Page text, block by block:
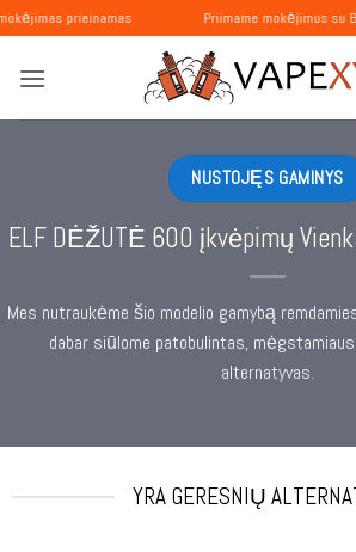
Skip
to
content
Priimame mokėjimus su BLIK
NUSTOJĘS GAMINYS
ELF DĖŽUTĖ 600 įkvėpimų
Mes nutraukėme šio modelio gamybą
dabar siūlome patobulintas,
alternatyvas.
YRA GERESNIŲ